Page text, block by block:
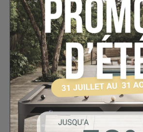
Une suppression efficace de
bridge”
Une réduction significative
Une meilleure stabilité de la
Un contrôle optimisé des
des effets
Résultat : des tirs plus nets,
constant et une précision
Confort Adapté aux
Joueurs